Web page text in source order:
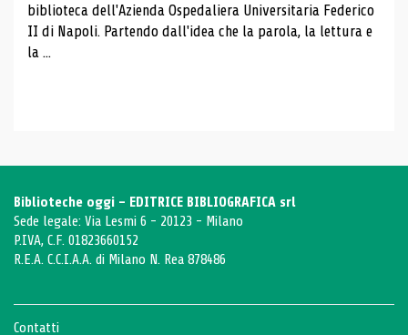
biblioteca dell'Azienda Ospedaliera Universitaria Federico
II di Napoli. Partendo dall'idea che la parola, la lettura e
la ...
Biblioteche oggi - EDITRICE BIBLIOGRAFICA srl
Sede legale: Via Lesmi 6 - 20123 - Milano
P.IVA, C.F. 01823660152
R.E.A. C.C.I.A.A. di Milano N. Rea 878486
Contatti